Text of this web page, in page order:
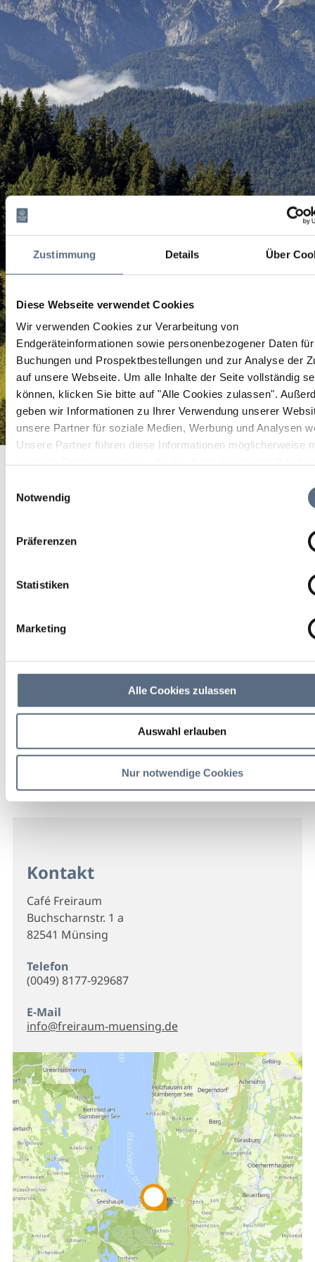
Zustimmung Details Über
Diese Webseite verwendet Cookies
Wir verwenden Cookies zur Verarbeitung von
Endgeräteinformationen sowie personenbezogener Daten
Buchungen und Prospektbestellungen und zur Analyse der
auf unsere Webseite. Um alle Inhalte der Seite vollständig
können, klicken Sie bitte auf "Alle Cookies zulassen".
geben wir Informationen zu Ihrer Verwendung unserer
unsere Partner für soziale Medien, Werbung und Analysen
Unsere Partner führen diese Informationen möglicherweise
Notwendig
Präferenzen
Statistiken
Marketing
Alle Cookies zulassen
Auswahl erlauben
Nur notwendige Cookies
Café Freiraum
Café Freiraum
Currys in Bio-Qualität,
Kontakt
Café Freiraum
Buchscharnstr. 1 a
82541 Münsing
Telefon
(0049) 8177-929687
E-Mail
info@freiraum-muensing.de